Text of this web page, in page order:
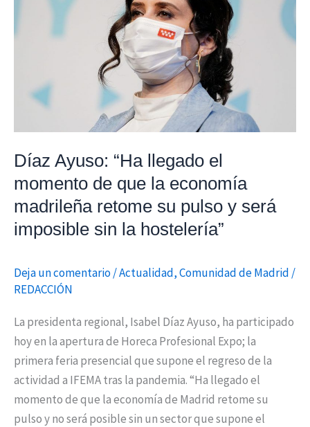
Díaz Ayuso: “Ha llegado el
momento de que la economía
madrileña retome su pulso y será
imposible sin la hostelería”
Deja un comentario/Actualidad,Comunidad de Madrid /
REDACCIÓN
La presidenta regional, Isabel Díaz Ayuso, ha participado
hoy en la apertura de Horeca Profesional Expo; la
primera feria presencial que supone el regreso de la
actividad a IFEMA tras la pandemia. “Ha llegado el
momento de que la economía de Madrid retome su
pulso y no será posible sin un sector que supone el
retome
su
pulso
y
sin
hostelería”